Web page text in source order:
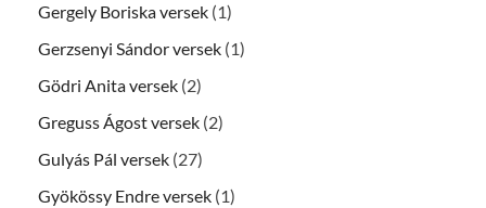
Gergely Boriska versek (1)
Gerzsenyi Sándor versek (1)
Gödri Anita versek (2)
Greguss Ágost versek (2)
Gulyás Pál versek (27)
Gyökössy Endre versek (1)